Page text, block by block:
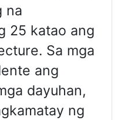
na
25 katao ang
Sa mga
ang
dayuhan,
ng